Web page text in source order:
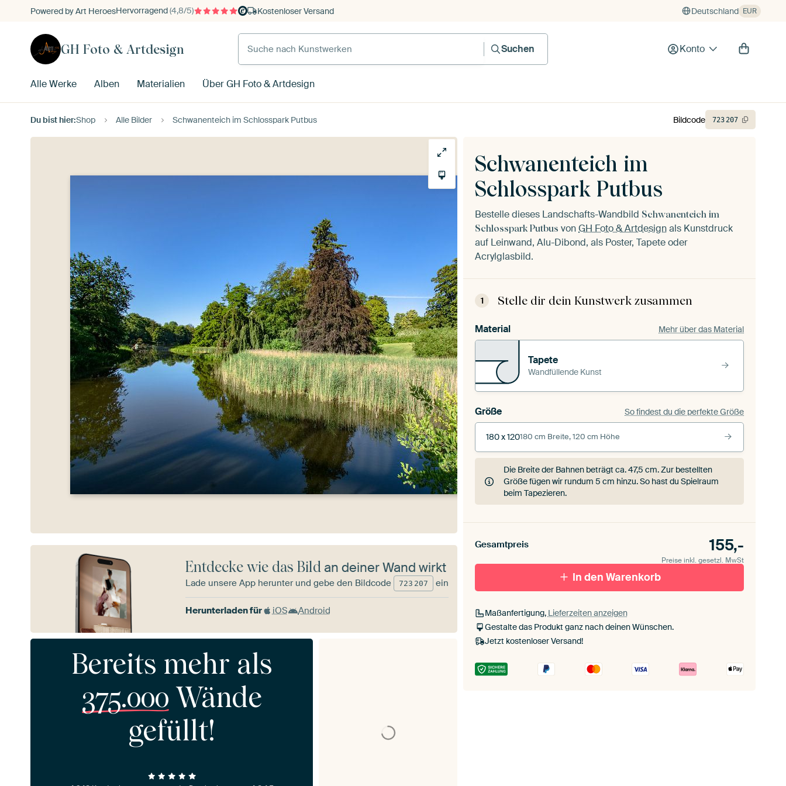
Powered by Art HeroesHervorragend(4,8/5) Kostenloser Versand Deutschland EUR
GH Foto & Artdesign Suchen Konto
Alle Werke Alben Materialien Über GH Foto & Artdesign
Du bist hier:Shop Alle Bilder Schwanenteich im Schlosspark Putbus
Schwanenteich im
Schlosspark Putbus
Bestelle dieses Landschafts-Wandbild Schwanenteich im
Schlosspark Putbus vonGH Foto & Artdesignals Kunstdruck
auf Leinwand, Alu-Dibond, als Poster, Tapete oder
Acrylglasbild.
1 Stelle dir dein Kunstwerk zusammen
Material Mehr über das Material
Tapete
Wandfüllende Kunst
Größe So findest du die perfekte Größe
180 x 120180 cm Breite, 120 cm Höhe
Die Breite der Bahnen beträgt ca.47,5 cm. Zur bestellten
Größe fügen wir rundum 5 cm hinzu. So hast du Spielraum
beim Tapezieren.
Gesamtpreis 155,-
Preise inkl. gesetzl. MwSt
In den Warenkorb
Maßanfertigung, Lieferzeiten anzeigen
Gestalte das Produkt ganz nach deinen Wünschen.
Jetzt kostenloser Versand!
Bildcode 723207
Entdecke wie das Bildan deiner Wand wirkt
Lade unsere App herunter und gebe den Bildcode 723 207 ein
Herunterladen für iOS Android
Bereits mehr als
375.000 Wände
gefüllt!